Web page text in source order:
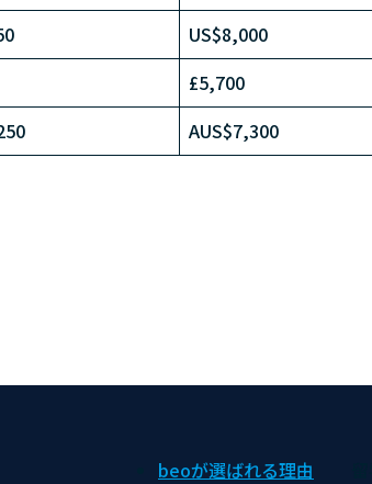
US$8,000
£5,700
AUS$7,300
beoが選ばれる理由